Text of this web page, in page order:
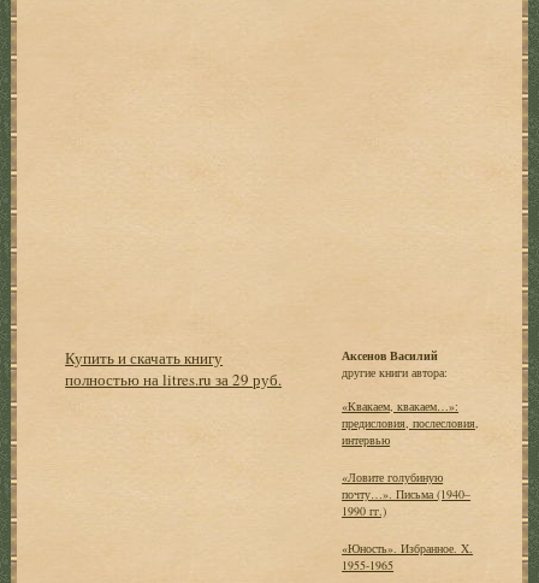
Купить и скачать книгу
полностью на litres.ru за 29 руб.
Аксенов Василий
другие книги автора:
«Квакаем, квакаем…»:
предисловия, послесловия,
интервью
«Ловите голубиную
почту…». Письма (1940–
1990 гг.)
«Юность». Избранное. X.
1955-1965